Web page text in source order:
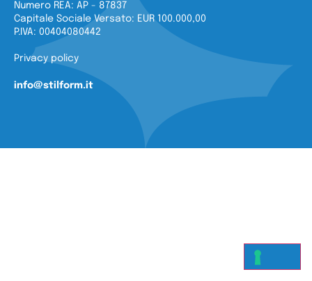
Numero REA: AP - 87837
Capitale Sociale Versato: EUR 100.000,00
P.IVA: 00404080442
Privacy policy
info@stilform.it